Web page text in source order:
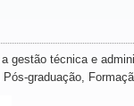
gestão técnica e
graduação,